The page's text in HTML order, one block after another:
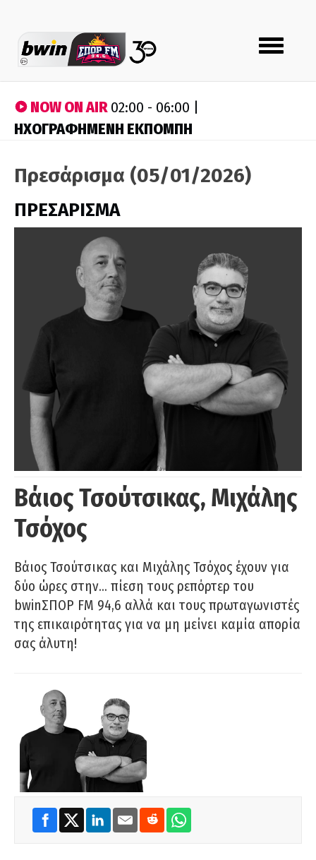
Toggle
navigation
NOW ON AIR02:00 - 06:00 |
ΗΧΟΓΡΑΦΗΜΕΝΗ ΕΚΠΟΜΠΗ
Πρεσάρισμα (05/01/2026)
ΠΡΕΣΑΡΙΣΜΑ
Βάιος Τσούτσικας, Μιχάλης
Τσόχος
Βάιος Τσούτσικας και Μιχάλης Τσόχος έχουν για
δύο ώρες στην… πίεση τους ρεπόρτερ του
bwinΣΠΟΡ FM 94,6 αλλά και τους πρωταγωνιστές
της επικαιρότητας για να μη μείνει καμία απορία
σας άλυτη!